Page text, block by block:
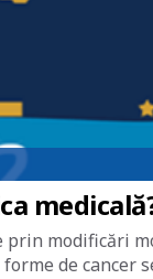
modificări
de cancer